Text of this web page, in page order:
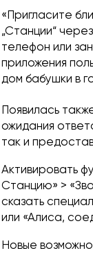
«Пригласите
„Станции“
телефон или
приложения
дом бабушки в
Появилась
ожидания
так и
Активировать
Станцию» >
сказать
или «Алиса,
Новые